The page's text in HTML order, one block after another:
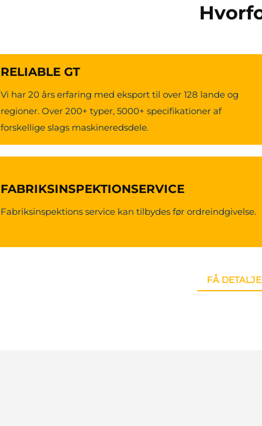
RELIABLE GT
Vi har 20 års erfaring med eksport til over 128 lande og
regioner. Over 200+ typer, 5000+ specifikationer af
forskellige slags maskineredsdele.
FABRIKSINSPEKTIONSERVICE
Fabriksinspektions service kan tilbydes før ordreindgivelse.
FÅ